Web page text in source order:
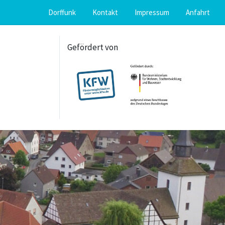
Dorffunk Kontakt Impressum Anfahrt
Gefördert von